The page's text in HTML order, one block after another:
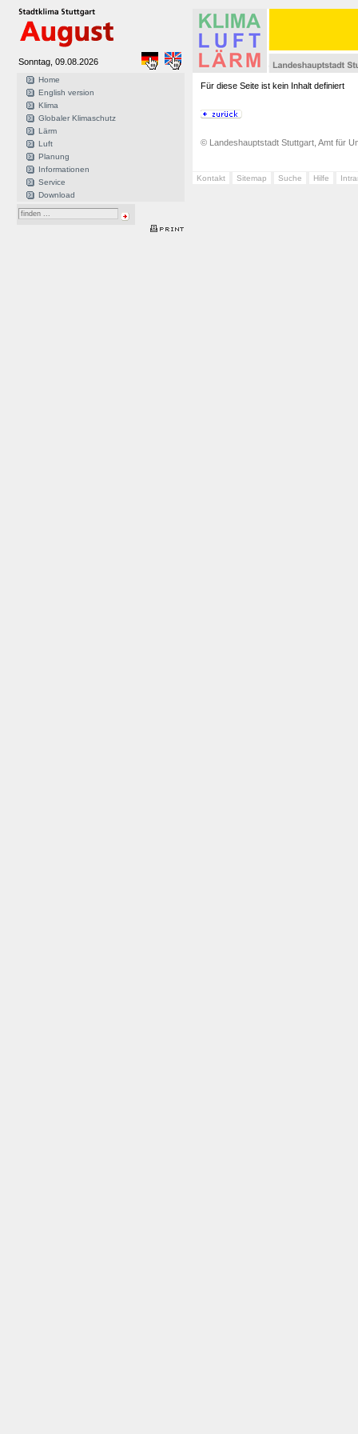
Sonntag, 09.08.2026
Home
English version
Klima
Globaler Klimaschutz
Lärm
Luft
Planung
Informationen
Service
Download
Für diese Seite ist kein Inhalt definiert
© Landeshauptstadt Stuttgart, Amt für
Kontakt Sitemap Suche Hilfe